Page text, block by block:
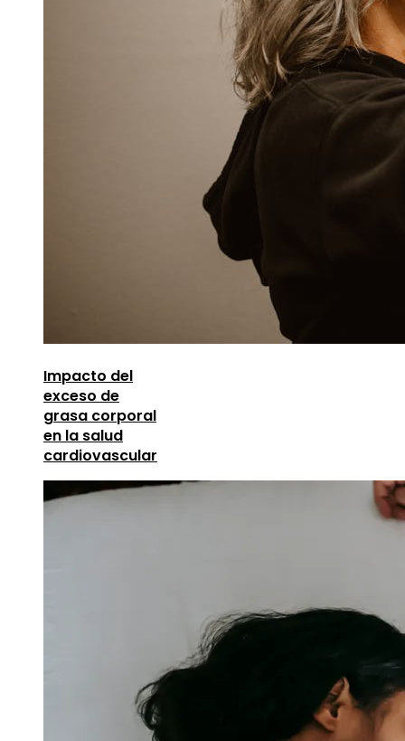
Impacto del
exceso de
grasa corporal
en la salud
cardiovascular